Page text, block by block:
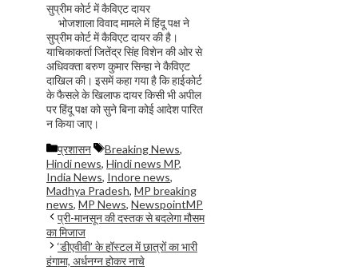
सुप्रीम कोर्ट में कैविएट दायर
भोजशाला विवाद मामले में हिंदू पक्ष ने
सुप्रीम कोर्ट में कैविएट दायर की है।
याचिकाकर्ता जितेंद्र सिंह विशेन की ओर से
अधिवक्ता बरुण कुमार सिन्हा ने कैविएट
दाखिल की। इसमें कहा गया है कि हाईकोर्ट
के फैसले के खिलाफ दायर किसी भी अपील
पर हिंदू पक्ष को सुने बिना कोई आदेश पारित
न किया जाए।
Categories
प्रशासन Tags
Breaking News,
Hindi news, Hindi news MP,
India News, Indore news,
Madhya Pradesh, MP breaking
news, MP News, NewspointMP
प्री-मानसून की दस्तक से बदलेगा मौसम
का मिजाज
‘डीएवीवी’ के हॉस्टल में छात्रों का भारी
हंगामा, अर्धनग्न होकर नाचे